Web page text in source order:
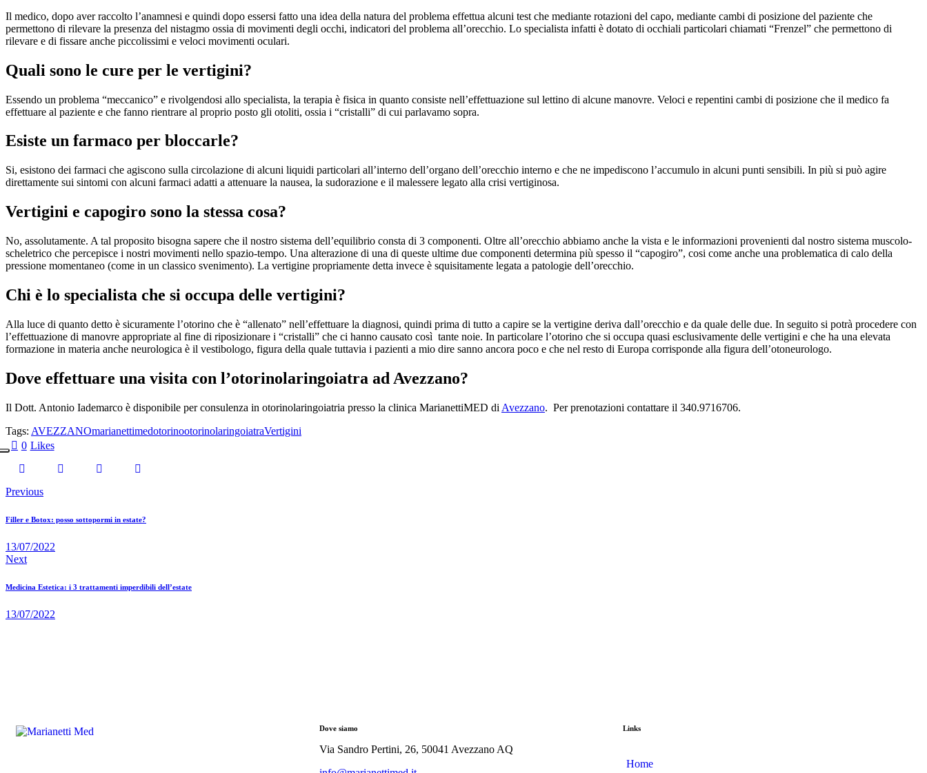
Il medico, dopo aver raccolto l’anamnesi e quindi dopo essersi fatto una idea della natura del problema effettua alcuni test che mediante rotazioni del capo, mediante cambi di posizione del paziente che
permettono di rilevare la presenza del nistagmo ossia di movimenti degli occhi, indicatori del problema all’orecchio. Lo specialista infatti è dotato di occhiali particolari chiamati “Frenzel” che permettono di
rilevare e di fissare anche piccolissimi e veloci movimenti oculari.
Quali sono le cure per le vertigini?
Essendo un problema “meccanico” e rivolgendosi allo specialista, la terapia è fisica in quanto consiste nell’effettuazione sul lettino di alcune manovre. Veloci e repentini cambi di posizione che il medico fa
effettuare al paziente e che fanno rientrare al proprio posto gli otoliti, ossia i “cristalli” di cui parlavamo sopra.
Esiste un farmaco per bloccarle?
Si, esistono dei farmaci che agiscono sulla circolazione di alcuni liquidi particolari all’interno dell’organo dell’orecchio interno e che ne impediscono l’accumulo in alcuni punti sensibili. In più si può agire
direttamente sui sintomi con alcuni farmaci adatti a attenuare la nausea, la sudorazione e il malessere legato alla crisi vertiginosa.
Vertigini e capogiro sono la stessa cosa?
No, assolutamente. A tal proposito bisogna sapere che il nostro sistema dell’equilibrio consta di 3 componenti. Oltre all’orecchio abbiamo anche la vista e le informazioni provenienti dal nostro sistema muscolo-
scheletrico che percepisce i nostri movimenti nello spazio-tempo. Una alterazione di una di queste ultime due componenti determina più spesso il “capogiro”, cosi come anche una problematica di calo della
pressione momentaneo (come in un classico svenimento). La vertigine propriamente detta invece è squisitamente legata a patologie dell’orecchio.
Chi è lo specialista che si occupa delle vertigini?
Alla luce di quanto detto è sicuramente l’otorino che è “allenato” nell’effettuare la diagnosi, quindi prima di tutto a capire se la vertigine deriva dall’orecchio e da quale delle due. In seguito si potrà procedere con
l’effettuazione di manovre appropriate al fine di riposizionare i “cristalli” che ci hanno causato così tante noie. In particolare l’otorino che si occupa quasi esclusivamente delle vertigini e che ha una elevata
formazione in materia anche neurologica è il vestibologo, figura della quale tuttavia i pazienti a mio dire sanno ancora poco e che nel resto di Europa corrisponde alla figura dell’otoneurologo.
Dove effettuare una visita con l’otorinolaringoiatra ad Avezzano?
Il Dott. Antonio Iademarco è disponibile per consulenza in otorinolaringoiatria presso la clinica MarianettiMED di Avezzano. Per prenotazioni contattare il 340.9716706.
Tags: AVEZZANOmarianettimedotorinootorinolaringoiatraVertigini
0 Likes
Previous
Filler e Botox: posso sottopormi in estate?
13/07/2022
Next
Medicina Estetica: i 3 trattamenti imperdibili dell’estate
13/07/2022
Dove siamo
Via Sandro Pertini, 26, 50041 Avezzano AQ
Links
Home